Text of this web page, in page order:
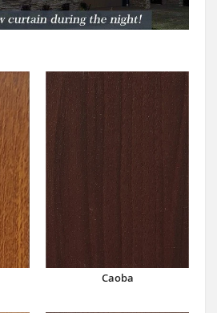
Caoba